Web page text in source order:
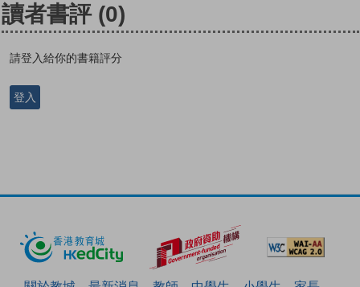
讀者書評 (0)
請登入給你的書籍評分
登入